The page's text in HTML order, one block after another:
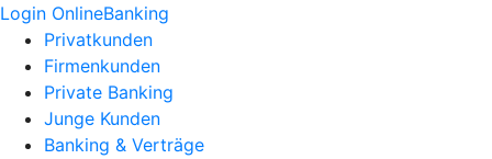
Login OnlineBanking
Privatkunden
Firmenkunden
Private Banking
Junge Kunden
Banking & Verträge